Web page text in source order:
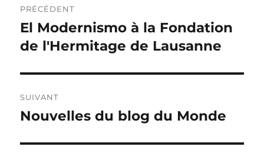
de
l’article
PRÉCÉDENT
Publication
précédente :
El Modernismo à la Fondation
de l'Hermitage de Lausanne
SUIVANT
Publication
Nouvelles du blog du Monde